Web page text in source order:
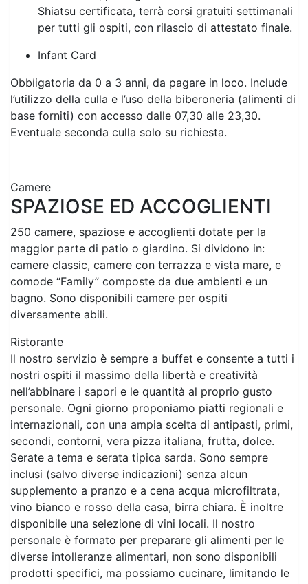
Previous
Obbligatoria da 0 a 3 anni, da pagare in loco. Include
base forniti) con accesso dalle 07,30 alle 23,30.
Camere
maggior parte di patio o giardino. Si dividono in:
camere classic, camere con terrazza e vista mare, e
bagno. Sono disponibili camere per ospiti
diversamente abili.
Ristorante
Il nostro servizio è sempre a buffet e consente a tutti i
nostri ospiti il massimo della libertà e creatività
personale. Ogni giorno proponiamo piatti regionali e
internazionali, con una ampia scelta di antipasti, primi,
secondi, contorni, vera pizza italiana, frutta, dolce.
Serate a tema e serata tipica sarda. Sono sempre
inclusi (salvo diverse indicazioni) senza alcun
supplemento a pranzo e a cena acqua microfiltrata,
vino bianco e rosso della casa, birra chiara. È inoltre
disponibile una selezione di vini locali. Il nostro
personale è formato per preparare gli alimenti per le
diverse intolleranze alimentari, non sono disponibili
prodotti specifici, ma possiamo cucinare, limitando le
contaminazioni, gli alimenti forniti direttamente
dall’ospite. Per la colazione su richiesta sono
disponibili alcuni prodotti per celiaci.